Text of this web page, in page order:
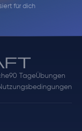
für dich
90 TageÜbungen